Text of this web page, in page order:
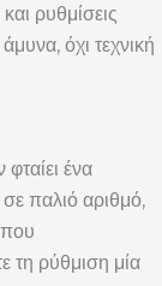
ρυθμίσεις
όχι τεχνική
ένα
παλιό αριθμό,
τη ρύθμιση μία